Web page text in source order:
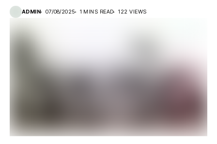
ADMIN 07/08/2025 1 MINS READ 122 VIEWS